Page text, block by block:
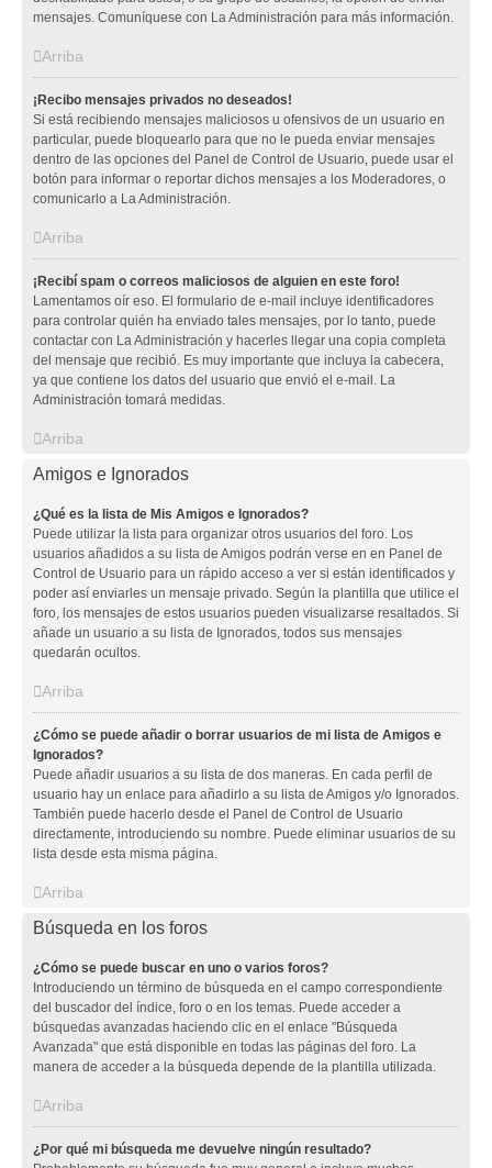
mensajes. Comuníquese con La Administración para más información.
Arriba
¡Recibo mensajes privados no deseados!
Si está recibiendo mensajes maliciosos u ofensivos de un usuario en
particular, puede bloquearlo para que no le pueda enviar mensajes
dentro de las opciones del Panel de Control de Usuario, puede usar el
botón para informar o reportar dichos mensajes a los Moderadores, o
comunicarlo a La Administración.
Arriba
¡Recibí spam o correos maliciosos de alguien en este foro!
Lamentamos oír eso. El formulario de e-mail incluye identificadores
para controlar quién ha enviado tales mensajes, por lo tanto, puede
contactar con La Administración y hacerles llegar una copia completa
del mensaje que recibió. Es muy importante que incluya la cabecera,
ya que contiene los datos del usuario que envió el e-mail. La
Administración tomará medidas.
Arriba
Amigos e Ignorados
¿Qué es la lista de Mis Amigos e Ignorados?
Puede utilizar la lista para organizar otros usuarios del foro. Los
usuarios añadidos a su lista de Amigos podrán verse en en Panel de
Control de Usuario para un rápido acceso a ver si están identificados y
poder así enviarles un mensaje privado. Según la plantilla que utilice el
foro, los mensajes de estos usuarios pueden visualizarse resaltados. Si
añade un usuario a su lista de Ignorados, todos sus mensajes
quedarán ocultos.
Arriba
¿Cómo se puede añadir o borrar usuarios de mi lista de Amigos e
Ignorados?
Puede añadir usuarios a su lista de dos maneras. En cada perfil de
usuario hay un enlace para añadirlo a su lista de Amigos y/o Ignorados.
También puede hacerlo desde el Panel de Control de Usuario
directamente, introduciendo su nombre. Puede eliminar usuarios de su
lista desde esta misma página.
Arriba
Búsqueda en los foros
¿Cómo se puede buscar en uno o varios foros?
Introduciendo un término de búsqueda en el campo correspondiente
del buscador del índice, foro o en los temas. Puede acceder a
búsquedas avanzadas haciendo clic en el enlace "Búsqueda
Avanzada" que está disponible en todas las páginas del foro. La
manera de acceder a la búsqueda depende de la plantilla utilizada.
Arriba
¿Por qué mi búsqueda me devuelve ningún resultado?